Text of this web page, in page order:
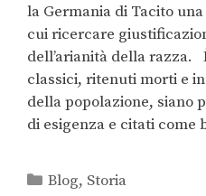
la Germania di Tacito
cui ricercare
dell’arianità della razza.
classici, ritenuti morti e
della popolazione, siano
di esigenza e citati come
Blog, Storia